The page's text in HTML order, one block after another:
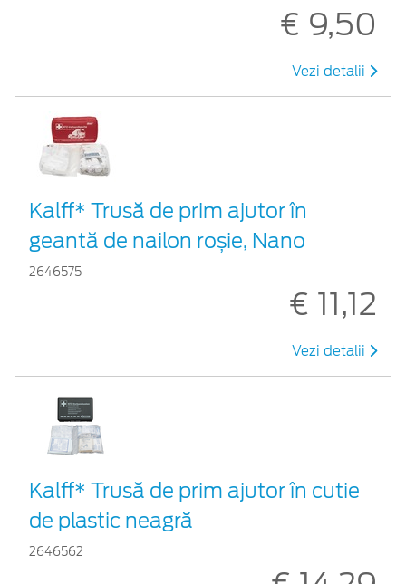
€ 9,50
Vezi detalii
Kalff* Trusă de prim ajutor în
geantă de nailon roșie, Nano
2646575
€ 11,12
Vezi detalii
Kalff* Trusă de prim ajutor în cutie
de plastic neagră
2646562